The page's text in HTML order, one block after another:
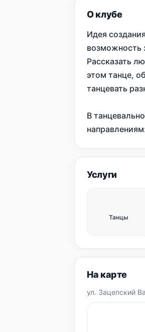
О клубе
Идея
возможность
Рассказать
этом танце,
танцевать
В
Услуги
Танцы
На карте
ул. Зацепский